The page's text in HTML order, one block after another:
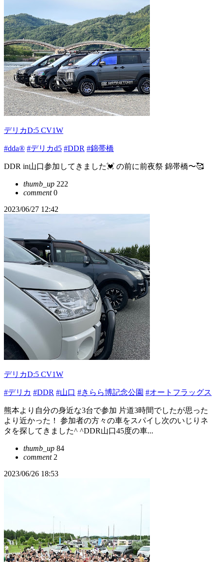
デリカD:5 CV1W
#dda®︎ #デリカd5 #DDR #錦帯橋
DDR in山口参加してきました💓 の前に前夜祭 錦帯橋〜🥰
thumb_up 222
comment0
2023/06/27 12:42
デリカD:5 CV1W
#デリカ #DDR #山口 #きらら博記念公園 #オートフラッグス
熊本より自分の身近な3台で参加 片道3時間でしたが思った
より近かった！ 参加者の方々の車をスパイし次のいじりネ
タを探してきました^ ^DDR山口45度の車...
thumb_up 84
comment2
2023/06/26 18:53